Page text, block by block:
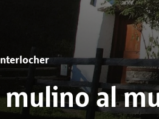
mulino al